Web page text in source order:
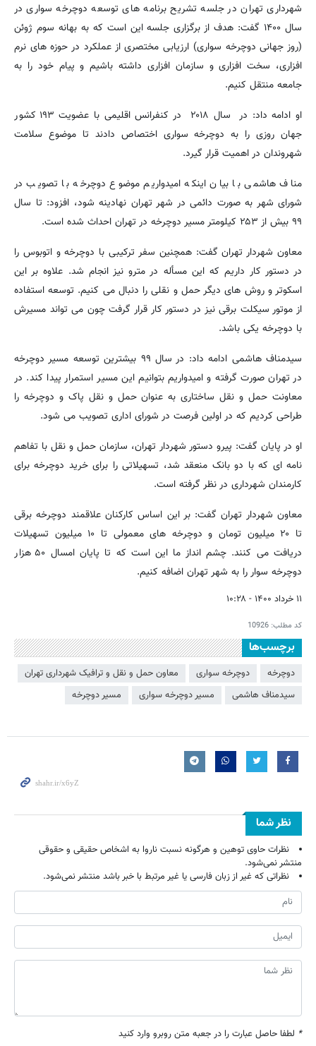
شهرداری تهران در جلسه تشریح برنامه های توسعه دوچرخه سواری در
سال ۱۴۰۰ گفت: هدف از برگزاری جلسه این است که به بهانه سوم ژوئن
(روز جهانی دوچرخه سواری) ارزیابی مختصری از عملکرد در حوزه های نرم‌
افزاری، سخت افزاری و سازمان افزاری داشته باشیم و پیام خود را به
جامعه منتقل کنیم.
او ادامه داد: در سال ۲۰۱۸ در کنفرانس اقلیمی با عضویت ۱۹۳ کشور
جهان روزی را به دوچرخه سواری اختصاص دادند تا موضوع سلامت
شهروندان در اهمیت قرار گیرد.
مناف هاشمی با بیان اینکه امیدواریم موضوع دوچرخه با تصویب در
شورای شهر به صورت دائمی در شهر تهران نهادینه شود، افزود: تا سال
۹۹ بیش از ۲۵۳ کیلومتر مسیر دوچرخه در تهران احداث شده است.
معاون شهردار تهران گفت: همچنین سفر ترکیبی با دوچرخه و اتوبوس را
در دستور کار داریم که این مسأله در مترو نیز انجام شد. علاوه بر این
اسکوتر و روش های دیگر حمل و نقلی را دنبال می کنیم. توسعه استفاده
از موتور سیکلت برقی نیز در دستور کار قرار گرفت چون می تواند مسیرش
با دوچرخه یکی باشد.
سیدمناف هاشمی ادامه داد: در سال ۹۹ بیشترین توسعه مسیر دوچرخه
در تهران صورت گرفته و امیدواریم بتوانیم این مسیر استمرار پیدا کند. در
معاونت حمل و نقل ساختاری به عنوان حمل و نقل پاک و دوچرخه را
طراحی کردیم که در اولین فرصت در شورای اداری تصویب می شود.
او در پایان گفت: پیرو دستور شهردار تهران، سازمان حمل و نقل با تفاهم
نامه ای که با دو بانک منعقد شد، تسهیلاتی را برای خرید دوچرخه برای
کارمندان شهرداری در نظر گرفته است.
معاون شهردار تهران گفت: بر این اساس کارکنان علاقمند دوچرخه برقی
تا ۲۰ میلیون تومان و دوچرخه های معمولی تا ۱۰ میلیون تسهیلات
دریافت می کنند. چشم انداز ما این است که تا پایان امسال ۵۰ هزار
دوچرخه سوار را به شهر تهران اضافه کنیم.
۱۱ خرداد ۱۴۰۰ - ۱۰:۲۸
کد مطلب: 10926
برچسب‌ها
دوچرخه دوچرخه سواری
معاون حمل و نقل و ترافیک شهرداری تهران
سیدمناف هاشمی
مسیر دوچرخه سواری مسیر دوچرخه
نظر شما
نظرات حاوی توهین و هرگونه نسبت ناروا به اشخاص حقیقی و حقوقی
منتشر نمی‌شود.
نظراتی که غیر از زبان فارسی یا غیر مرتبط با خبر باشد منتشر نمی‌شود.
* لطفا حاصل عبارت را در جعبه متن روبرو وارد کنید